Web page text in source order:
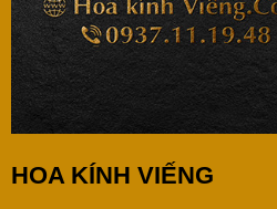
HOA KÍNH VIẾNG